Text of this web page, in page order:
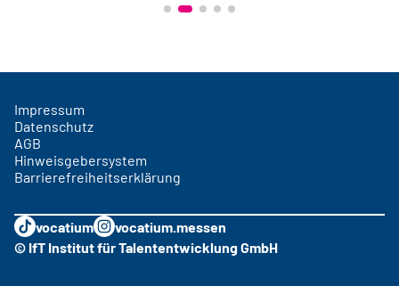
Impressum
Datenschutz
AGB
Hinweisgebersystem
Barrierefreiheitserklärung
vocatium
vocatium.messen
© IfT Institut für Talententwicklung GmbH